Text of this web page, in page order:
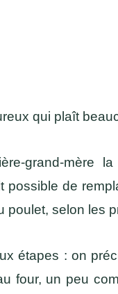
qui plaît
grand-mère
possible de
poulet, selon les
étapes : on
four, un peu